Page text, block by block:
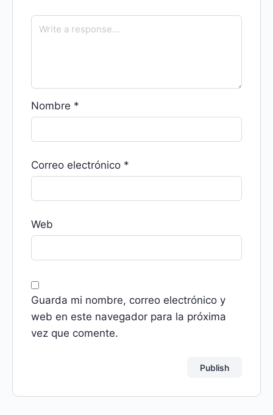
Nombre *
Correo electrónico *
Web
Guarda mi nombre, correo electrónico y
web en este navegador para la próxima
vez que comente.